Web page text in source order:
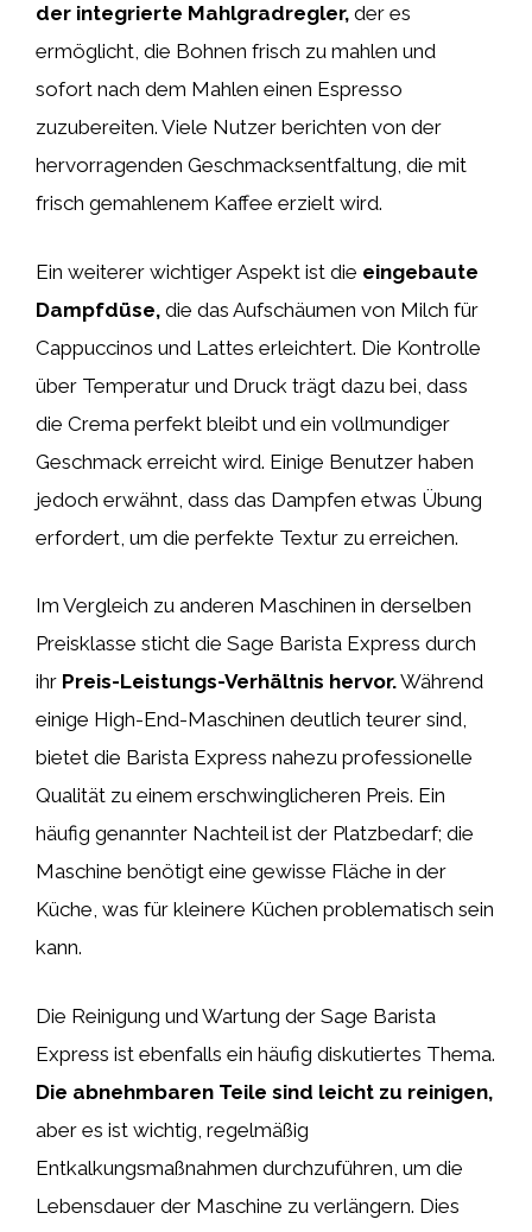
der integrierte Mahlgradregler, der es
ermöglicht, die Bohnen frisch zu mahlen und
sofort nach dem Mahlen einen Espresso
zuzubereiten. Viele Nutzer berichten von der
hervorragenden Geschmacksentfaltung, die mit
frisch gemahlenem Kaffee erzielt wird.
Ein weiterer wichtiger Aspekt ist die eingebaute
Dampfdüse, die das Aufschäumen von Milch für
Cappuccinos und Lattes erleichtert. Die Kontrolle
über Temperatur und Druck trägt dazu bei, dass
die Crema perfekt bleibt und ein vollmundiger
Geschmack erreicht wird. Einige Benutzer haben
jedoch erwähnt, dass das Dampfen etwas Übung
erfordert, um die perfekte Textur zu erreichen.
Im Vergleich zu anderen Maschinen in derselben
Preisklasse sticht die Sage Barista Express durch
ihr Preis-Leistungs-Verhältnis hervor.Während
einige High-End-Maschinen deutlich teurer sind,
bietet die Barista Express nahezu professionelle
Qualität zu einem erschwinglicheren Preis. Ein
häufig genannter Nachteil ist der Platzbedarf; die
Maschine benötigt eine gewisse Fläche in der
Küche, was für kleinere Küchen problematisch sein
kann.
Die Reinigung und Wartung der Sage Barista
Express ist ebenfalls ein häufig diskutiertes Thema.
Die abnehmbaren Teile sind leicht zu reinigen,
aber es ist wichtig, regelmäßig
Entkalkungsmaßnahmen durchzuführen, um die
Lebensdauer der Maschine zu verlängern. Dies